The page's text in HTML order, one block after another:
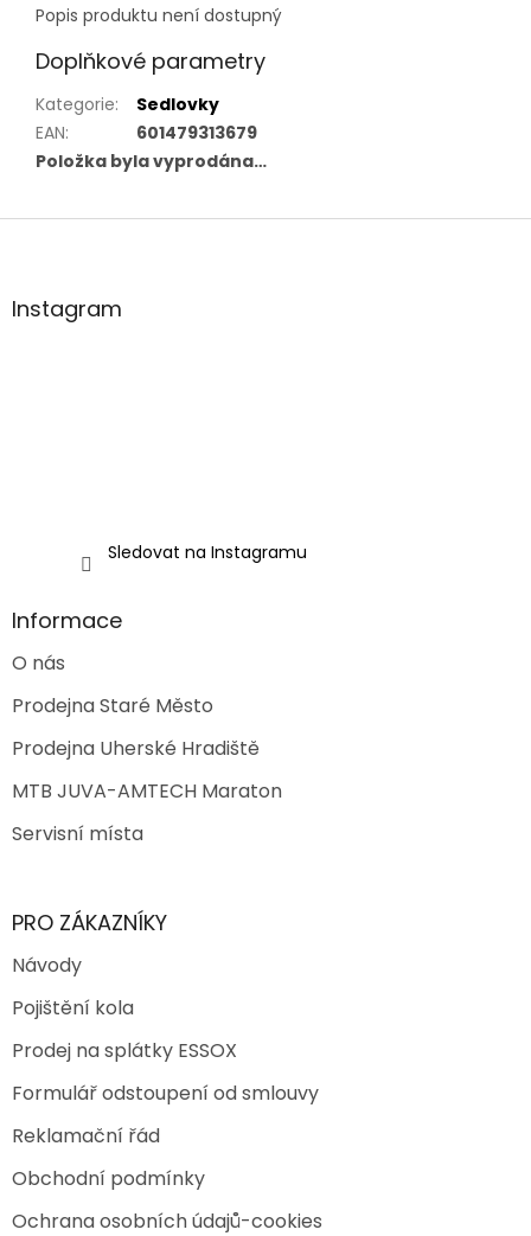
Popis produktu není dostupný
Doplňkové parametry
Kategorie:
Sedlovky
EAN:
601479313679
Položka byla vyprodána…
Z
aInstagram
Sledovat na Instagramu
Informace
O nás
Prodejna Staré Město
Prodejna Uherské Hradiště
MTB JUVA-AMTECH Maraton
Servisní místa
PRO ZÁKAZNÍKY
Návody
Pojištění kola
Prodej na splátky ESSOX
Formulář odstoupení od smlouvy
Reklamační řád
Obchodní podmínky
Ochrana osobních údajů-cookies